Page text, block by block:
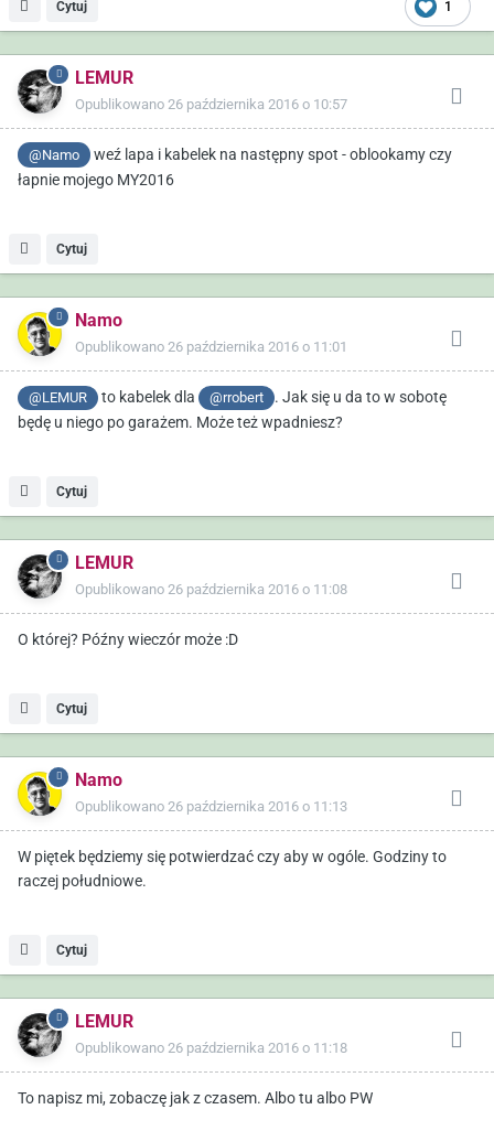
1
Cytuj
LEMUR
Opublikowano 26 października 2016 o 10:57
@Namo
weź lapa i kabelek na następny spot - oblookamy czy
łapnie mojego MY2016
Cytuj
Namo
Opublikowano 26 października 2016 o 11:01
@LEMUR to kabelek dla @rrobert
. Jak się u da to w sobotę
będę u niego po garażem. Może też wpadniesz?
Cytuj
LEMUR
Opublikowano 26 października 2016 o 11:08
O której? Późny wieczór może :D
Cytuj
Namo
Opublikowano 26 października 2016 o 11:13
W piętek będziemy się potwierdzać czy aby w ogóle. Godziny to
raczej południowe.
Cytuj
LEMUR
Opublikowano 26 października 2016 o 11:18
To napisz mi, zobaczę jak z czasem. Albo tu albo PW